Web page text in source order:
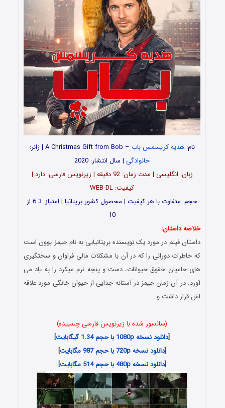
نام: هدیه‌ کریسمس باب – A Christmas Gift from Bob | ژانر:
خانوادگی | سال انتشار: 2020
زبان: انگلیسی | مدت زمان: 92 دقیقه | زیرنویس فارسی: دارد |
کیفیت: WEB-DL
حجم: متفاوت با هر کیفیت | محصول کشور بریتانیا | امتیاز: 6.3 از
10
خلاصه داستان:
داستان فیلم در مورد یک نویسنده بریتانیایی به نام جیمز بوون است
که خاطرات دورانی را که در آن با مشکلات مالی فراوان و سختگیری
های حامیان حقوق حیوانات، دست و پنجه نرم میکرد را به یاد می
آورد. در آن زمان جیمز در آستانه جدایی از حیوان خانگی مورد علاقه
اش قرار داشت و…
(سانسور شده با زیرنویس فارسی چسبیده)
[دانلود نسخه 1080p با حجم 1.34 گیگابایت
]
[دانلود نسخه 720p با حجم 987 مگابایت
]
[دانلود نسخه 480p با حجم 514 مگابایت ]